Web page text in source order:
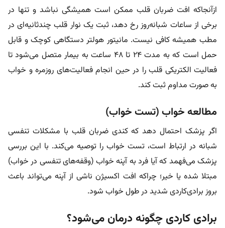
ازآنجاکه افت ضربان قلب ممکن است همیشگی نباشد و تنها در
برخی از ساعات شبانه‌روز رخ دهد، ثبت یک نوار قلب چندثانیه‌ای در
مطب همیشه کافی نیست. مانیتور هولتر دستگاهی کوچک و قابل
حمل است که به مدت ۲۴ تا ۴۸ ساعت به بیمار متصل می‌شود تا
فعالیت الکتریکی قلب را در حین انجام فعالیت‌های روزمره و خواب
به صورت مداوم ثبت کند.
مطالعه خواب (تست خواب)
اگر پزشک احتمال دهد که کندی ضربان قلب با مشکلات تنفسی
شبانه در ارتباط است، تست خواب را توصیه می‌کند. با این بررسی
پزشک می‌فهمد که آیا فرد به آپنه خواب (وقفه‌های تنفسی در خواب)
مبتلا شده یا خیر؛ چراکه افت اکسیژن ناشی از آپنه می‌تواند باعث
بروز برادی‌کاردی شدید در طول خواب شود.
برادی کاردی چگونه درمان می‌شود؟